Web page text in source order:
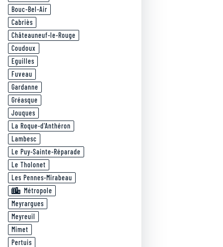
Bouc-Bel-Air
Cabriès
Châteauneuf-le-Rouge
Coudoux
Eguilles
Fuveau
Gardanne
Gréasque
Jouques
La Roque-d'Anthéron
Lambesc
Le Puy-Sainte-Réparade
Le Tholonet
Les Pennes-Mirabeau
Métropole
Meyrargues
Meyreuil
Mimet
Pertuis